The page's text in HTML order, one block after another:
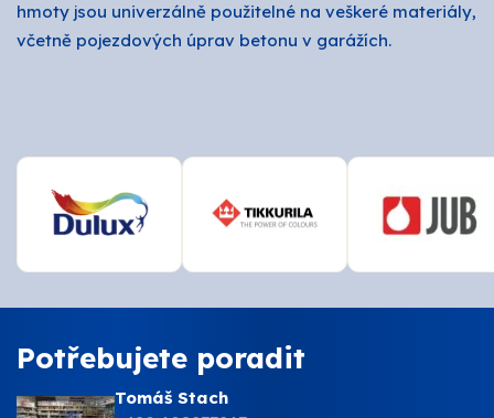
hmoty jsou univerzálně použitelné na veškeré materiály,
včetně pojezdových úprav betonu v garážích.
Potřebujete poradit
Tomáš Stach